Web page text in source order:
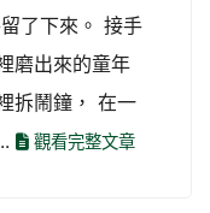
了下來。 接手
磨出來的童年
拆鬧鐘， 在一
觀看完整文章